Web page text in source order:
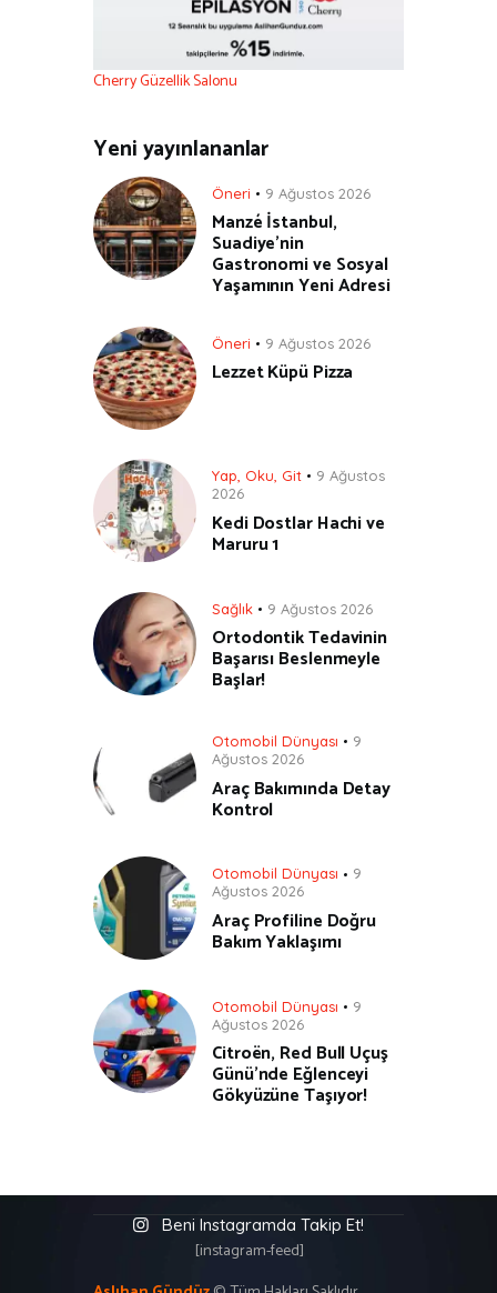
Cherry Güzellik Salonu
Yeni yayınlananlar
Öneri 9 Ağustos 2026
Manzé İstanbul,
Suadiye’nin
Gastronomi ve Sosyal
Yaşamının Yeni Adresi
Öneri 9 Ağustos 2026
Lezzet Küpü Pizza
Yap, Oku, Git
9 Ağustos
2026
Kedi Dostlar Hachi ve
Maruru 1
Sağlık 9 Ağustos 2026
Ortodontik Tedavinin
Başarısı Beslenmeyle
Başlar!
Otomobil Dünyası
9
Ağustos 2026
Araç Bakımında Detay
Kontrol
Otomobil Dünyası
9
Ağustos 2026
Araç Profiline Doğru
Bakım Yaklaşımı
Otomobil Dünyası
9
Ağustos 2026
Citroën, Red Bull Uçuş
Günü’nde Eğlenceyi
Gökyüzüne Taşıyor!
Beni Instagramda Takip Et!
[instagram-feed]